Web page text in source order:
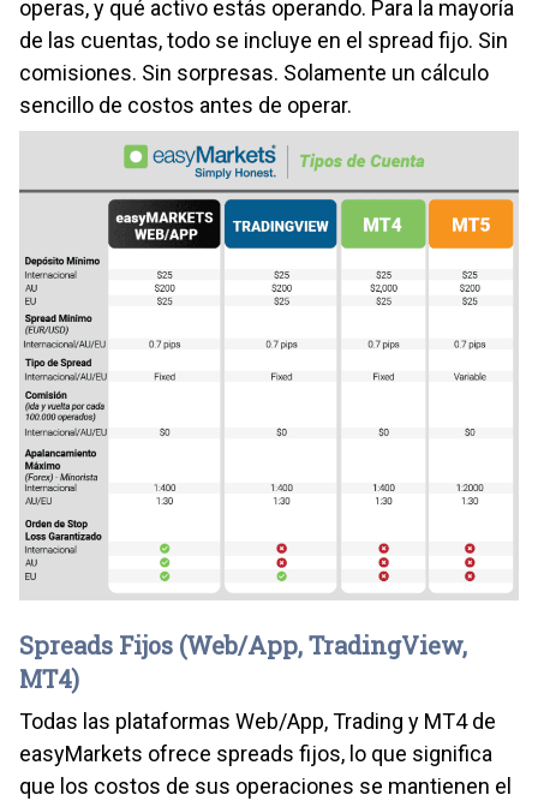
operas, y qué activo estás operando. Para la mayoría
de las cuentas, todo se incluye en el spread fijo. Sin
comisiones. Sin sorpresas. Solamente un cálculo
sencillo de costos antes de operar.
Spreads Fijos (Web/App, TradingView,
MT4)
Todas las plataformas Web/App, Trading y MT4 de
easyMarkets ofrece spreads fijos, lo que significa
que los costos de sus operaciones se mantienen el